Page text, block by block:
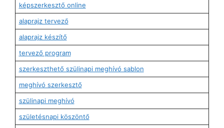
képszerkesztő online
alaprajz tervező
alaprajz készítő
tervező program
szerkeszthető szülinapi meghívó sablon
meghívó szerkesztő
szülinapi meghívó
születésnapi köszöntő